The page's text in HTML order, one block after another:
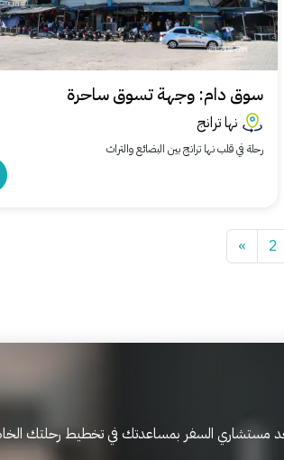
سوق دام: وجهة تسوق ساحرة
نها ترانج
رحلة في قلب نها ترانج بين البضائع والتراث
2
»
مستشاري السفر بمساعدتك في تخطيط رحلتك